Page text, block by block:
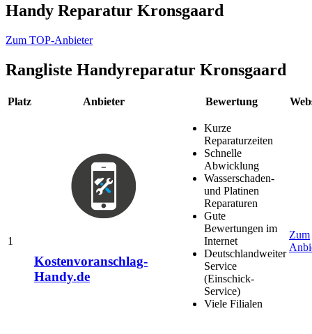
Handy Reparatur Kronsgaard
Zum TOP-Anbieter
Rangliste Handyreparatur Kronsgaard
Platz Anbieter Bewertung
1
Kostenvoranschlag-
Handy.de
Kurze
Reparaturzeiten
Schnelle
Abwicklung
Wasserschaden-
und Platinen
Reparaturen
Gute
Bewertungen im
Internet
Deutschlandweiter
Service
(Einschick-
Service)
Viele Filialen
Zum